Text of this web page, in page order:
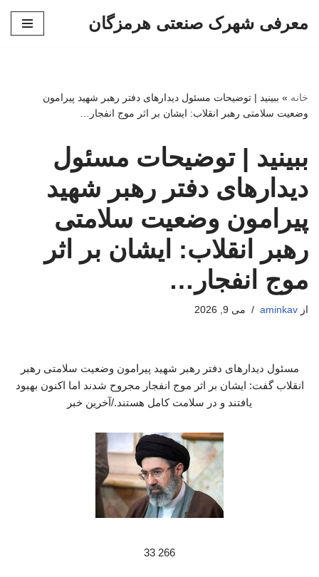
معرفی شهرک صنعتی هرمزگان
خانه » ببینید | توضیحات مسئول دیدارهای دفتر رهبر شهید پیرامون
وضعیت سلامتی رهبر انقلاب: ایشان بر اثر موج انفجار…
ببینید | توضیحات مسئول
دیدارهای دفتر رهبر شهید
پیرامون وضعیت سلامتی
رهبر انقلاب: ایشان بر اثر
موج انفجار…
از aminkav می 9, 2026
مسئول دیدارهای دفتر رهبر شهید پیرامون وضعیت سلامتی رهبر
انقلاب گفت: ایشان بر اثر موج انفجار مجروح شدند اما اکنون بهبود
یافتند و در سلامت کامل هستند./آخرین خبر
266 33